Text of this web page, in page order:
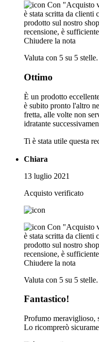
Con "Acquisto
è stata scritta da clienti
prodotto sul nostro
recensione, è
Chiudere la nota
Valuta con 5 su 5 stelle.
Ottimo
È un prodotto
è subito pronto l'altro
fretta, alle volte non
idratante
Ti è stata utile questa
Chiara
13 luglio 2021
Acquisto verificato
Con "Acquisto
è stata scritta da clienti
prodotto sul nostro
recensione, è
Chiudere la nota
Valuta con 5 su 5 stelle.
Fantastico!
Profumo meraviglioso,
Lo ricomprerò